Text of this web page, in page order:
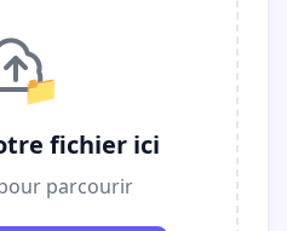
📁
fichier ici
parcourir